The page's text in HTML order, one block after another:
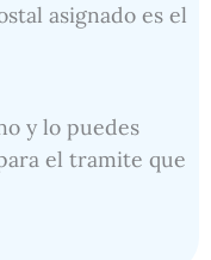
asignado es el
y lo puedes
el tramite que